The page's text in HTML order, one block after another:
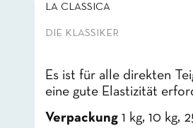
LA CLASSICA
DIE KLASSIKER
Es ist für alle direkten
eine gute Elastizität
Verpackung 1 kg, 10 kg,